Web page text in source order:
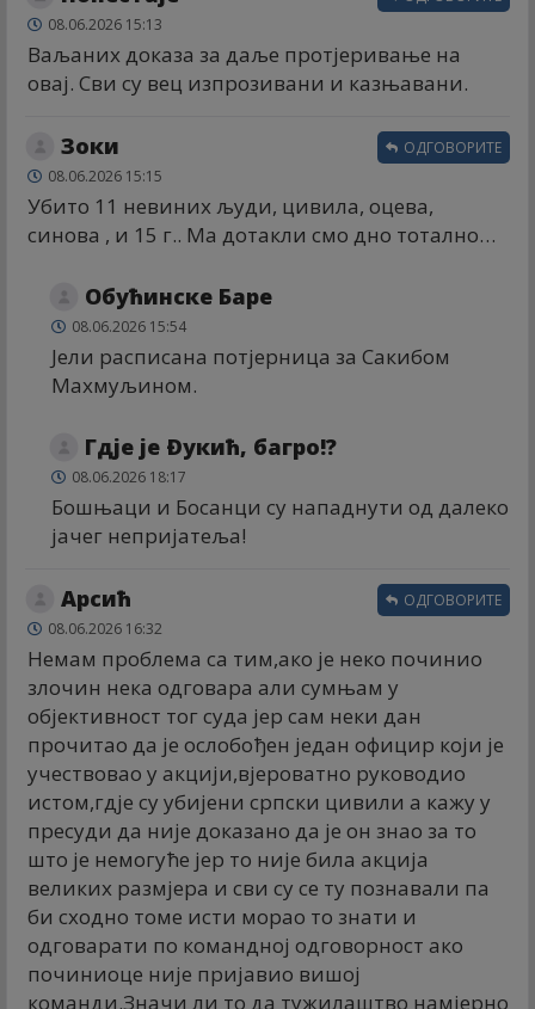
08.06.2026 15:13
Ваљаних доказа за даље протјеривање на
овај. Сви су вец изпрозивани и казњавани.
Зоки
08.06.2026 15:15
Убито 11 невиних људи, цивила, оцева,
синова , и 15 г.. Ма дотакли смо дно тотално…
ОДГОВОРИТЕ
Обућинске Баре
08.06.2026 15:54
Јели расписана потјерница за Сакибом
Махмуљином.
Гдје је Ðукић, багро!?
08.06.2026 18:17
Бошњаци и Босанци су нападнути од далеко
јачег непријатеља!
Арсић
08.06.2026 16:32
Немам проблема са тим,ако је неко починио
злочин нека одговара али сумњам у
објективност тог суда јер сам неки дан
прочитао да је ослобођен један официр који је
учествовао у акцији,вјероватно руководио
истом,гдје су убијени српски цивили а кажу у
пресуди да није доказано да је он знао за то
што је немогуће јер то није била акција
великих размјера и сви су се ту познавали па
би сходно томе исти морао то знати и
одговарати по командној одговорност ако
починиоце није пријавио вишој
команди.Значи ли то да тужилаштво намјерно
ОДГОВОРИТЕ